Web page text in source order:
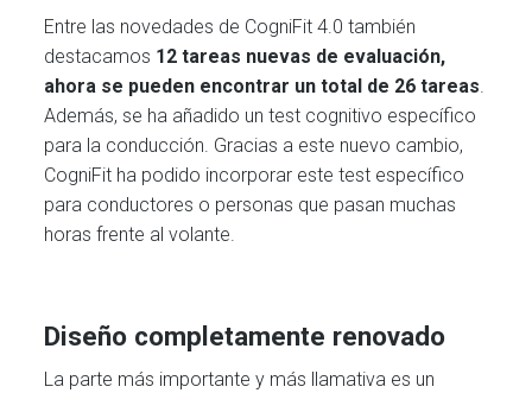
Entre las novedades de CogniFit 4.0 también
destacamos 12 tareas nuevas de evaluación,
ahora se pueden encontrar un total de 26 tareas.
Además, se ha añadido un test cognitivo específico
para la conducción. Gracias a este nuevo cambio,
CogniFit ha podido incorporar este test específico
para conductores o personas que pasan muchas
horas frente al volante.
Diseño completamente renovado
La parte más importante y más llamativa es un